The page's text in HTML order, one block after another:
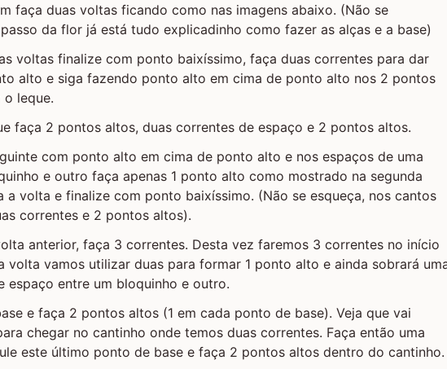
faça duas voltas ficando como nas imagens abaixo. (Não se
da flor já está tudo explicadinho como fazer as alças e a base)
voltas finalize com ponto baixíssimo, faça duas correntes para dar
alto e siga fazendo ponto alto em cima de ponto alto nos 2 pontos
o leque.
faça 2 pontos altos, duas correntes de espaço e 2 pontos altos.
com ponto alto em cima de ponto alto e nos espaços de uma
e outro faça apenas 1 ponto alto como mostrado na segunda
a volta e finalize com ponto baixíssimo. (Não se esqueça, nos cantos
correntes e 2 pontos altos).
anterior, faça 3 correntes. Desta vez faremos 3 correntes no início
volta vamos utilizar duas para formar 1 ponto alto e ainda sobrará
espaço entre um bloquinho e outro.
e faça 2 pontos altos (1 em cada ponto de base). Veja que vai
chegar no cantinho onde temos duas correntes. Faça então uma
este último ponto de base e faça 2 pontos altos dentro do cantinho.